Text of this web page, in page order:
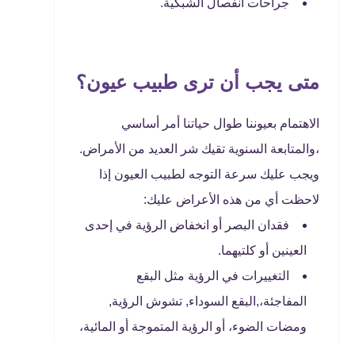
جراحات انفصال الشبكية.
متى يجب أن ترى طبيب عيون؟
الاهتمام بعيوننا طوال حياتنا أمر أساسي
،والمتابعة السنوية تقيك شر العديد من الأمراض.
ويجب عليك سرعة التوجه لطبيب العيون إذا
لاحظت أي من هذه الأعراض عليك:
فقدان البصر أو انخفاض الرؤية في إحدى
العينين أو كلتيهما.
التغييرات في الرؤية مثل البقع
المفاجئة،,البقع السوداء, تشوش الرؤية,
ومضات الضوء، أو الرؤية المتموجة أو المائية،